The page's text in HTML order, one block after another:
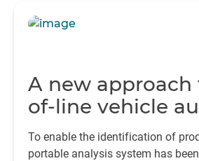
A new approach
of-line vehicle
To enable the identification of
portable analysis system has